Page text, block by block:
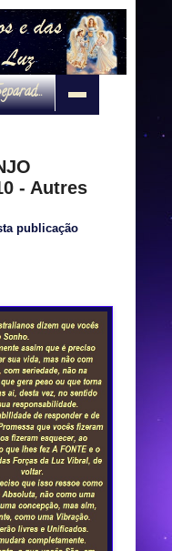
Separadas por interveniente
- Autres
publicação